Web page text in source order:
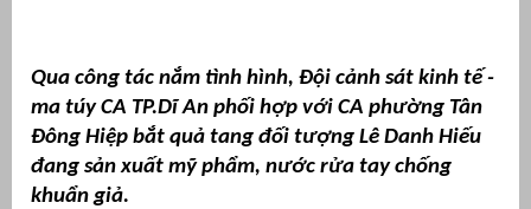
Qua công tác nắm tình hình, Đội cảnh sát kinh tế -
ma túy CA TP.Dĩ An phối hợp với CA phường Tân
Đông Hiệp bắt quả tang đối tượng Lê Danh Hiếu
đang sản xuất mỹ phẩm, nước rửa tay chống
khuẩn giả.